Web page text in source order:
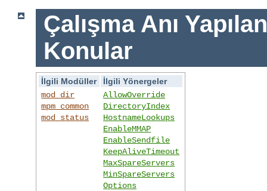
Çalışma Anı
Konular
İlgili Modüller
İlgili Yönergeler
mod_dir
mpm_common
mod_status
AllowOverride
DirectoryIndex
HostnameLookups
EnableMMAP
EnableSendfile
KeepAliveTimeout
MaxSpareServers
MinSpareServers
Options